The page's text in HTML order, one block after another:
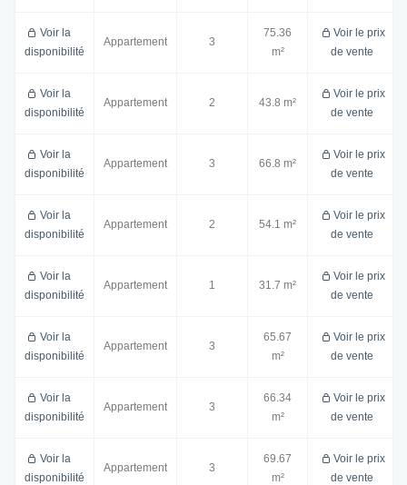
Voir la
disponibilité
Appartement 3
75.36
m²
Voir le prix
de vente
Voir la
disponibilité
Appartement 2 43.8 m²
Voir le prix
de vente
Voir la
disponibilité
Appartement 3 66.8 m²
Voir le prix
de vente
Voir la
disponibilité
Appartement 2 54.1 m²
Voir le prix
de vente
Voir la
disponibilité
Appartement 1 31.7 m²
Voir le prix
de vente
Voir la
disponibilité
Appartement 3
65.67
m²
Voir le prix
de vente
Voir la
disponibilité
Appartement 3
66.34
m²
Voir le prix
de vente
Voir la
disponibilité
Appartement 3
69.67
m²
Voir le prix
de vente